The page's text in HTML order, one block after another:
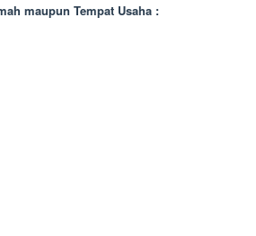
maupun Tempat Usaha :